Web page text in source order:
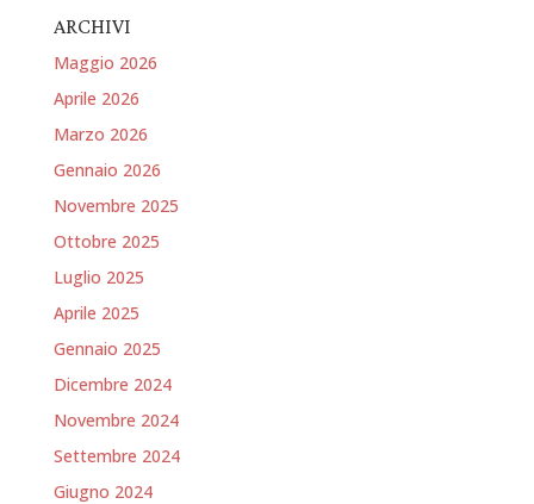
ARCHIVI
Maggio 2026
Aprile 2026
Marzo 2026
Gennaio 2026
Novembre 2025
Ottobre 2025
Luglio 2025
Aprile 2025
Gennaio 2025
Dicembre 2024
Novembre 2024
Settembre 2024
Giugno 2024